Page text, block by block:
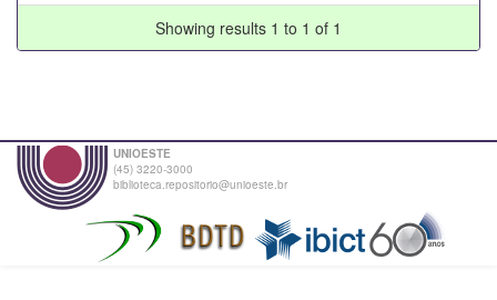
Showing results 1 to 1 of 1
UNIOESTE
(45) 3220-3000
biblioteca.repositorio@unioeste.br